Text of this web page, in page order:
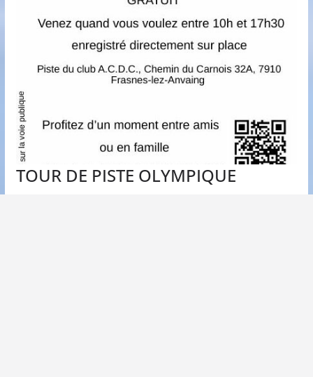
TOUR DE PISTE OLYMPIQUE